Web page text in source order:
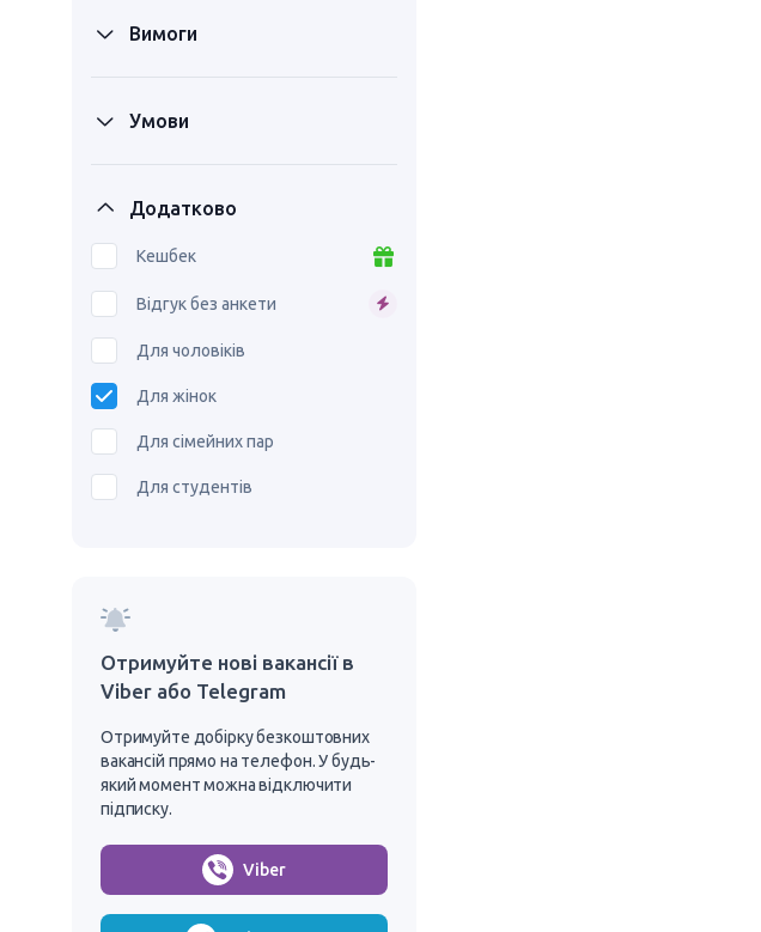
Вимоги
Умови
Додатково
Кешбек
Відгук без анкети
Для чоловіків
Для жінок
Для сімейних пар
Для студентів
Отримуйте нові вакансії в
Viber або Telegram
Отримуйте добірку безкоштовних
вакансій прямо на телефон. У будь-
який момент можна відключити
підписку.
Viber